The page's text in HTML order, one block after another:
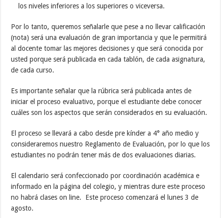
los niveles inferiores a los superiores o viceversa.
Por lo tanto, queremos señalarle que pese a no llevar calificación
(nota) será una evaluación de gran importancia y que le permitirá
al docente tomar las mejores decisiones y que será conocida por
usted porque será publicada en cada tablón, de cada asignatura,
de cada curso.
Es importante señalar que la rúbrica será publicada antes de
iniciar el proceso evaluativo, porque el estudiante debe conocer
cuáles son los aspectos que serán considerados en su evaluación.
El proceso se llevará a cabo desde pre kínder a 4° año medio y
consideraremos nuestro Reglamento de Evaluación, por lo que los
estudiantes no podrán tener más de dos evaluaciones diarias.
El calendario será confeccionado por coordinación académica e
informado en la página del colegio, y mientras dure este proceso
no habrá clases on line. Este proceso comenzará el lunes 3 de
agosto.